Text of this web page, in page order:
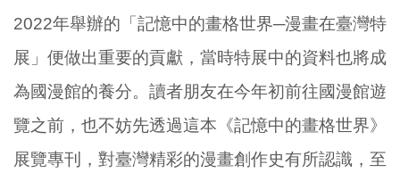
2022年舉辦的「記憶中的畫格世界─漫畫在臺灣特
展」便做出重要的貢獻，當時特展中的資料也將成
為國漫館的養分。讀者朋友在今年初前往國漫館遊
覽之前，也不妨先透過這本《記憶中的畫格世界》
展覽專刊，對臺灣精彩的漫畫創作史有所認識，至